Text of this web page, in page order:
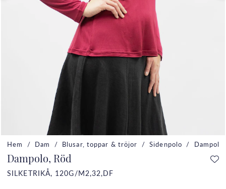
Hem Dam Blusar, toppar & tröjor Sidenpolo
Dampolo, Röd
SILKETRIKÅ, 120G/M2,32,DF